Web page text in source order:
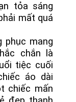
tỏa sáng
mất quá
phục mang
chắn là
tiệc cuối
áo dài
chiếc mấn